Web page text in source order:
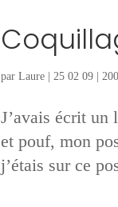
par Laure| 25 02 09|
J’avais écrit un
et pouf, mon
j’étais sur ce